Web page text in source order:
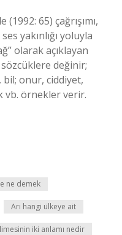
65) çağrışımı,
yakınlığı yoluyla
olarak açıklayan
değinir;
bil; onur, ciddiyet,
vb. örnekler verir.
ne demek
Arı hangi ülkeye ait
iki anlamı nedir